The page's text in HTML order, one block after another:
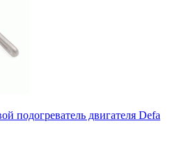
подогреватель двигателя Defa